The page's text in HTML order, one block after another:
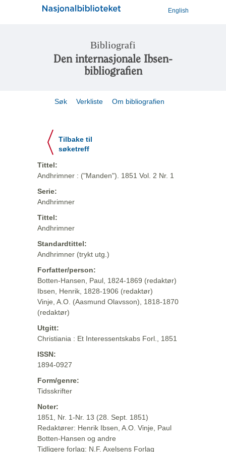
English
Bibliografi
Den internasjonale Ibsen-
bibliografien
Søk Verkliste Om bibliografien
Tilbake til
søketreff
Tittel:
Andhrimner : ("Manden"). 1851 Vol. 2 Nr. 1
Serie:
Andhrimner
Tittel:
Andhrimner
Standardtittel:
Andhrimner (trykt utg.)
Forfatter/person:
Botten-Hansen, Paul, 1824-1869 (redaktør)
Ibsen, Henrik, 1828-1906 (redaktør)
Vinje, A.O. (Aasmund Olavsson), 1818-1870
(redaktør)
Utgitt:
Christiania : Et Interessentskabs Forl., 1851
ISSN:
1894-0927
Form/genre:
Tidsskrifter
Noter:
1851, Nr. 1-Nr. 13 (28. Sept. 1851)
Redaktører: Henrik Ibsen, A.O. Vinje, Paul
Botten-Hansen og andre
Tidligere forlag: N.F. Axelsens Forlag